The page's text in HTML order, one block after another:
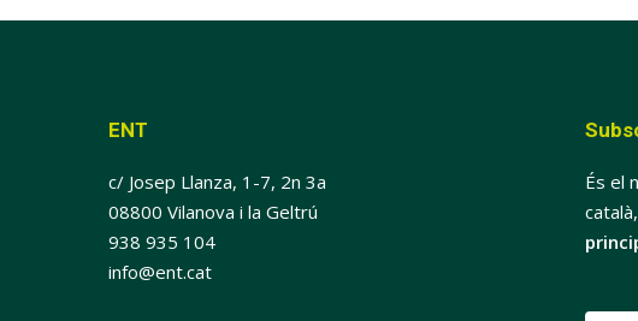
ENT
c/ Josep Llanza, 1-7, 2n 3a
08800 Vilanova i la Geltrú
938 935 104
info@ent.cat
És el